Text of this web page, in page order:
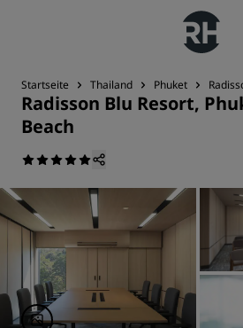
Startseite Thailand Phuket
Radisson Blu Resort,
Beach